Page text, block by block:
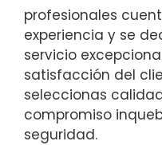
profesionales
experiencia y se
servicio
satisfacción del
seleccionas
compromiso
seguridad.